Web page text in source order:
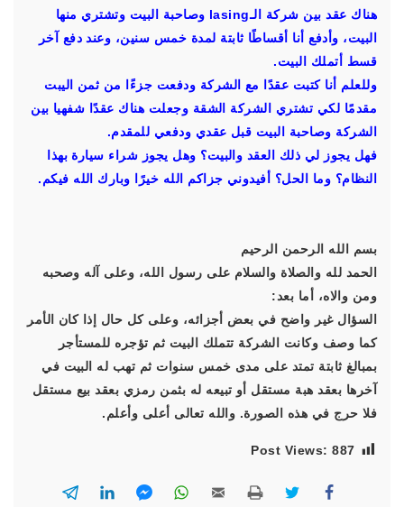
هناك عقد بين شركة الـlasing وصاحبة البيت وتشتري منها
البيت، وأدفع أنا أقساطًا ثابتة لمدة خمس سنين، وعند دفع آخر
قسط أتملك البيت.
وللعلم أنا كتبت عقدًا مع الشركة ودفعت جزءًا من ثمن اليبت
مقدمًا لكي تشتري الشركة الشقة وجعلت هناك عقدًا شفهيا بين
الشركة وصاحبة البيت قبل عقدي ودفعي للمقدم.
فهل يجوز لي ذلك العقد والبيت؟ وهل يجوز شراء سيارة بهذا
النظام؟ وما الحل؟ أفيدوني جزاكم الله خيرًا وبارك الله فيكم.
بسم الله الرحمن الرحيم
الحمد لله والصلاة والسلام على رسول الله، وعلى آله وصحبه
ومن والاه، أما بعد:
السؤال غير واضح في بعض أجزائه، وعلى كل حال إذا كان الأمر
كما وصف وكانت الشركة تتملك البيت ثم تؤجره للمستأجر
بمبالغ ثابتة تمتد على مدى خمس سنوات ثم تهب له البيت في
آخرها بعقد هبة مستقل أو تبيعه له بثمن رمزي بعقد بيع مستقل
فلا حرج في هذه الصورة. والله تعالى أعلى وأعلم.
Post Views: 887